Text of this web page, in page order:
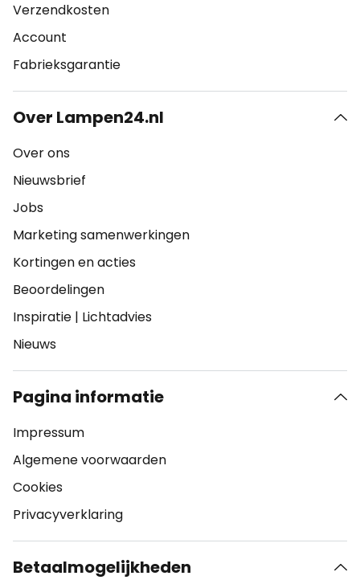
Verzendkosten
Account
Fabrieksgarantie
Over Lampen24.nl
Over ons
Nieuwsbrief
Jobs
Marketing samenwerkingen
Kortingen en acties
Beoordelingen
Inspiratie | Lichtadvies
Nieuws
Pagina informatie
Impressum
Algemene voorwaarden
Cookies
Privacyverklaring
Betaalmogelijkheden